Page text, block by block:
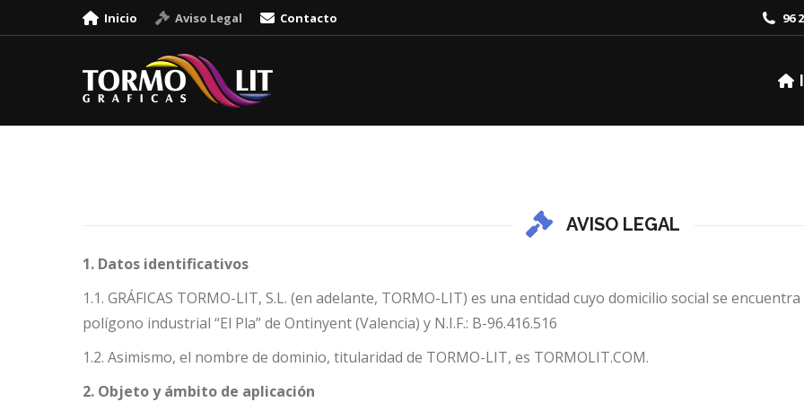
Inicio Aviso Legal Contacto 96
AVISO LEGAL
1. Datos identificativos
1.1. GRÁFICAS TORMO-LIT, S.L. (en adelante, TORMO-LIT) es una entidad cuyo domicilio social se
polígono industrial “El Pla” de Ontinyent (Valencia) y N.I.F.: B-96.416.516
1.2. Asimismo, el nombre de dominio, titularidad de TORMO-LIT, es TORMOLIT.COM.
2. Objeto y ámbito de aplicación